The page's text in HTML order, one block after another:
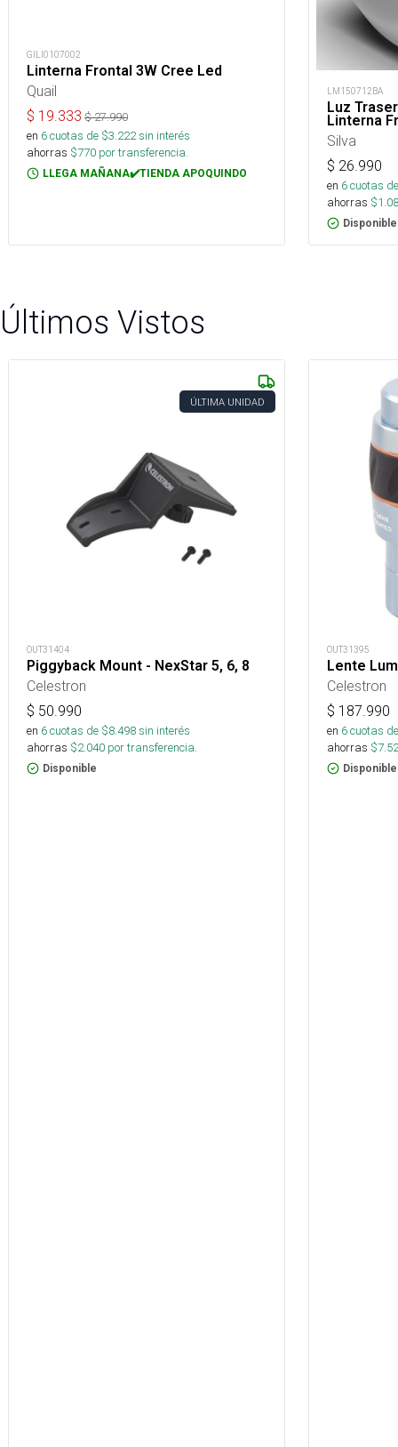
GILI0107002
Linterna Frontal 3W Cree Led
Quail
$ 19.333 $27.990
en 6cuotas de $3.222sin interés
ahorras $770 por transferencia.
LLEGA MAÑANA✔️TIENDA APOQUINDO
LM150712BA
Luz
Linterna
Silva
$ 26.990
en 6cuotas
ahorras $
Disponible
Últimos Vistos
ÚLTIMA UNIDAD
OUT31404
Piggyback Mount - NexStar 5, 6, 8
Celestron
$ 50.990
en 6cuotas de $8.498sin interés
ahorras $2.040 por transferencia.
Disponible
OUT31395
Lente
Celestron
$ 187.990
en 6cuotas
ahorras $
Disponible